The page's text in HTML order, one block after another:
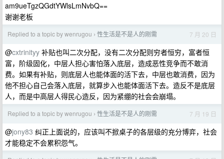
am9ueTgzQGdtYWlsLmNvbQ==
谢谢老板
Replied to a topic by wenrugou › 性生活是不是人的刚需 7 月 20 日
@cxtrinityy 补贴也叫二次分配，没有二次分配则穷者恒穷，富者恒
富，阶级固化，中层人担心害怕落入底层，造成恶性竞争而不敢消
费。如果有补贴，则底层人也能体面的活下去，中层也敢消费，因为
他不担心自己会落入底层，就算步入也能体面活下去。造反不是底层
人，而是中高层人得民心造反，因为紧绷的社会会崩塌。
Replied to a topic by wenrugou › 性生活是不是人的刚需 7 月 19 日
@jony83 纠正上面说的，应该叫不掀桌子的各层级的充分博弈，社会
才能稳定不会累积怨气。